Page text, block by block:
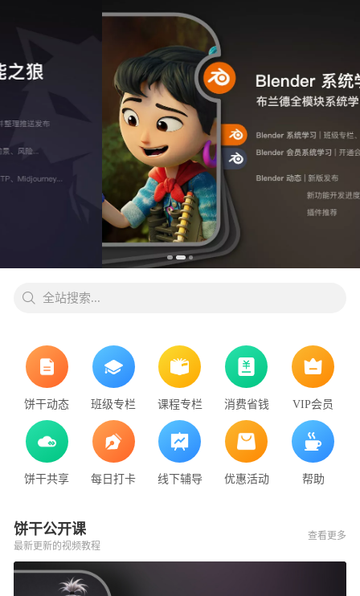
全站搜索...
饼干动态 班级专栏 课程专栏 消费省钱 VIP会员
饼干共享 每日打卡 线下辅导 优惠活动 帮助
饼干公开课
最新更新的视频教程
查看更多